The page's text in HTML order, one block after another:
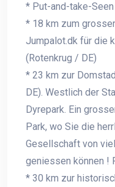
* Put-and-take-
* 18 km zum
Jumpalot.dk für die
(Rotenkrug / DE)
* 23 km zur
DE). Westlich der
Dyrepark. Ein
Park, wo Sie die
Gesellschaft von
geniessen können !
* 30 km zur